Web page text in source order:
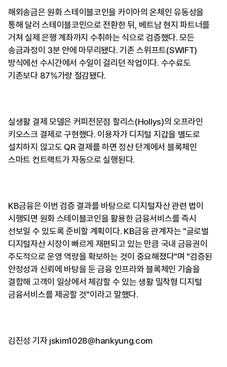
해외송금은 원화 스테이블코인을 카이아의 온체인 유동성을
통해 달러 스테이블코인으로 전환한 뒤, 베트남 현지 파트너를
거쳐 실제 은행 계좌까지 수취하는 식으로 검증했다. 모든
송금과정이 3분 안에 마무리됐다. 기존 스위프트(SWIFT)
방식에선 수시간에서 수일이 걸리던 작업이다. 수수료도
기존보다 87%가량 절감됐다.
실생활 결제 모델은 커피전문점 할리스(Hollys)의 오프라인
키오스크 결제로 구현했다. 이용자가 디지털 지갑을 별도로
설치하지 않고도 QR 결제를 하면 정산 단계에서 블록체인
스마트 컨트랙트가 자동으로 실행된다.
KB금융은 이번 검증 결과를 바탕으로 디지털자산 관련 법이
시행되면 원화 스테이블코인을 활용한 금융서비스를 즉시
선보일 수 있도록 준비할 계획이다. KB금융 관계자는 "글로벌
디지털자산 시장이 빠르게 재편되고 있는 만큼 국내 금융권이
주도적으로 운영 역량을 확보하는 것이 중요해졌다"며 "검증된
안정성과 신뢰에 바탕을 둔 금융 인프라와 블록체인 기술을
결합해 고객이 일상에서 체감할 수 있는 생활 밀착형 디지털
금융서비스를 제공할 것"이라고 말했다.
김진성 기자 jskim1028@hankyung.com